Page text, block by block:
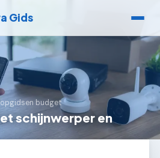
Gids
budget
schijnwerper en